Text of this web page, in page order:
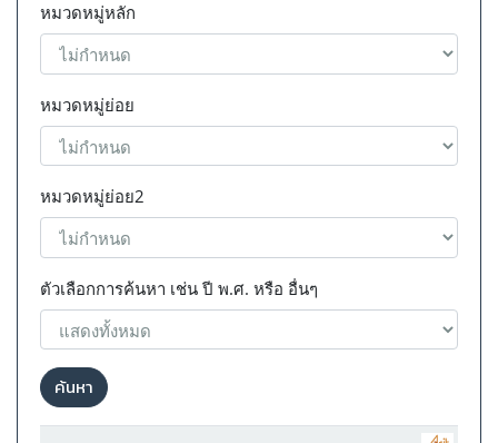
หมวดหมู่หลัก
หมวดหมู่ย่อย
หมวดหมู่ย่อย2
ตัวเลือกการค้นหา เช่น ปี พ.ศ. หรือ อื่นๆ
ค้นหา